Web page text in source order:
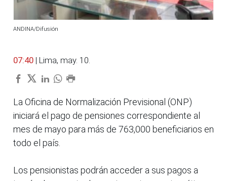
ANDINA/Difusión
07:40 | Lima, may. 10.
La Oficina de Normalización Previsional (ONP)
iniciará el pago de pensiones correspondiente al
mes de mayo para más de 763,000 beneficiarios en
todo el país.
Los pensionistas podrán acceder a sus pagos a